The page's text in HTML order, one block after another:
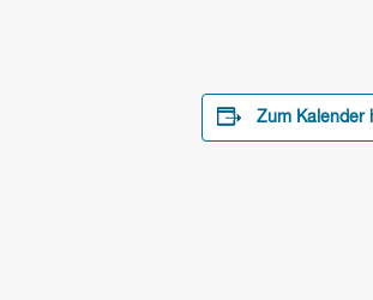
Zum Kalender